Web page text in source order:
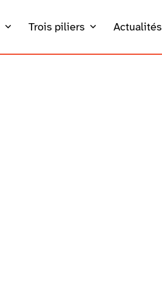
Trois piliers Actualités